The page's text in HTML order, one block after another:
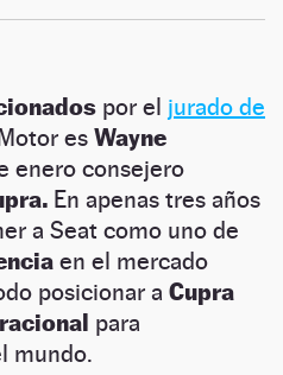
por el jurado de
es Wayne
enero consejero
En apenas tres años
a Seat como uno de
en el mercado
posicionar a Cupra
para
mundo.